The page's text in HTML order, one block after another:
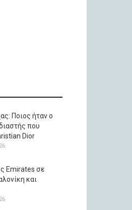
Ποιος ήταν ο
που
Dior
Emirates σε
και